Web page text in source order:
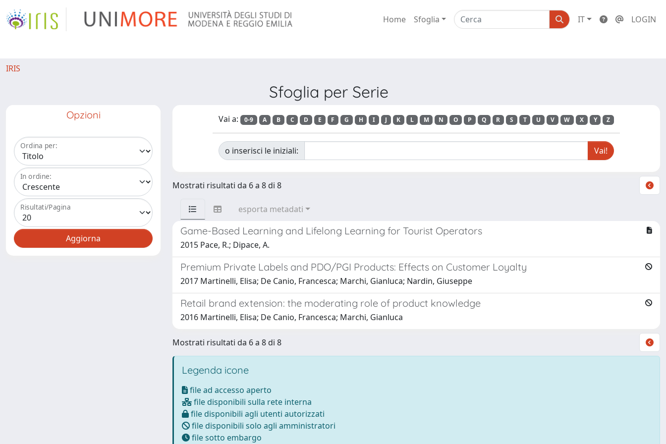
Home Sfoglia IT LOGIN
IRIS
Sfoglia per Serie
Opzioni
Ordina per:
In ordine:
Risultati/Pagina
Vai a: 0-9 A B C D E F G H I J K L M N O P Q R S T U V W X Y Z
o inserisci le iniziali:
Mostrati risultati da 6 a 8 di 8
esporta metadati
Game-Based Learning and Lifelong Learning for Tourist Operators
2015 Pace, R.; Dipace, A.
Premium Private Labels and PDO/PGI Products: Effects on Customer Loyalty
2017 Martinelli, Elisa; De Canio, Francesca; Marchi, Gianluca; Nardin, Giuseppe
Retail brand extension: the moderating role of product knowledge
2016 Martinelli, Elisa; De Canio, Francesca; Marchi, Gianluca
Mostrati risultati da 6 a 8 di 8
Legenda icone
file ad accesso aperto
file disponibili sulla rete interna
file disponibili agli utenti autorizzati
file disponibili solo agli amministratori
file sotto embargo